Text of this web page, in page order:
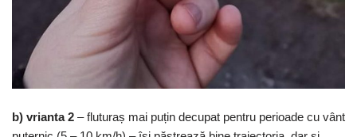
b) vrianta 2 – fluturaș mai puțin decupat pentru perioade cu vânt